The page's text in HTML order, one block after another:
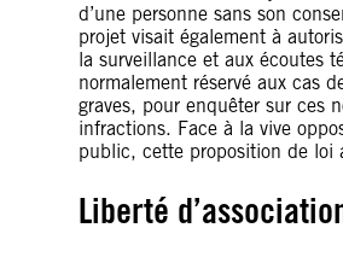
d’une personne sans son
projet visait également à
la surveillance et aux écoutes
normalement réservé aux cas
graves, pour enquêter sur ces
infractions. Face à la vive
public, cette proposition de loi
Liberté